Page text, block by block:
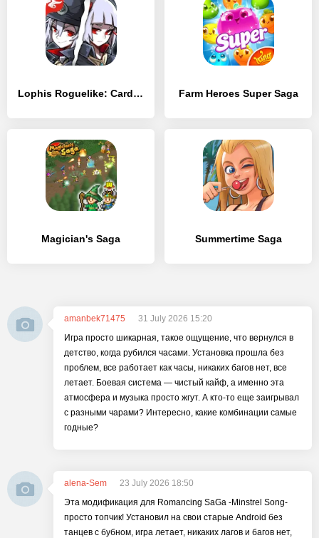
Lophis Roguelike: Card RPG game, Darkest Dungeon Farm Heroes Super Saga
Magician's Saga Summertime Saga
amanbek71475
31 July 2026 15:20
Игра просто шикарная, такое ощущение, что вернулся в
детство, когда рубился часами. Установка прошла без
проблем, все работает как часы, никаких багов нет, все
летает. Боевая система — чистый кайф, а именно эта
атмосфера и музыка просто жгут. А кто-то еще заигрывал
с разными чарами? Интересно, какие комбинации самые
годные?
alena-Sem
23 July 2026 18:50
Эта модификация для Romancing SaGa -Minstrel Song-
просто топчик! Установил на свои старые Android без
танцев с бубном, игра летает, никаких лагов и багов нет,